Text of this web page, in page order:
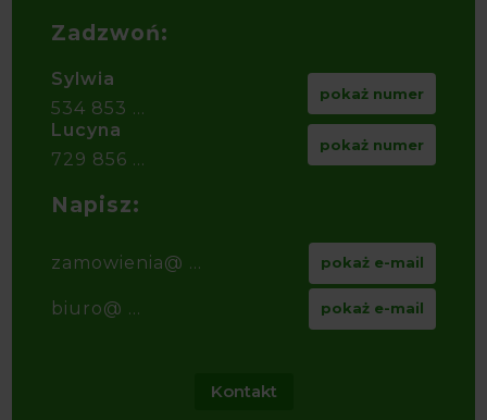
Zadzwoń:
Sylwia
534 853 ...
pokaż numer
Lucyna
729 856 ...
pokaż numer
Napisz:
zamowienia@ ... pokaż e-mail
biuro@ ... pokaż e-mail
Kontakt